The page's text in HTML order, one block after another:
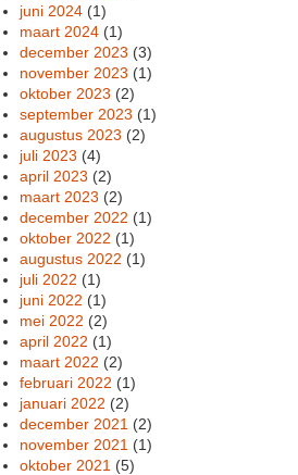
juni 2024 (1)
maart 2024 (1)
december 2023 (3)
november 2023 (1)
oktober 2023 (2)
september 2023 (1)
augustus 2023 (2)
juli 2023 (4)
april 2023 (2)
maart 2023 (2)
december 2022 (1)
oktober 2022 (1)
augustus 2022 (1)
juli 2022 (1)
juni 2022 (1)
mei 2022 (2)
april 2022 (1)
maart 2022 (2)
februari 2022 (1)
januari 2022 (2)
december 2021 (2)
november 2021 (1)
oktober 2021 (5)